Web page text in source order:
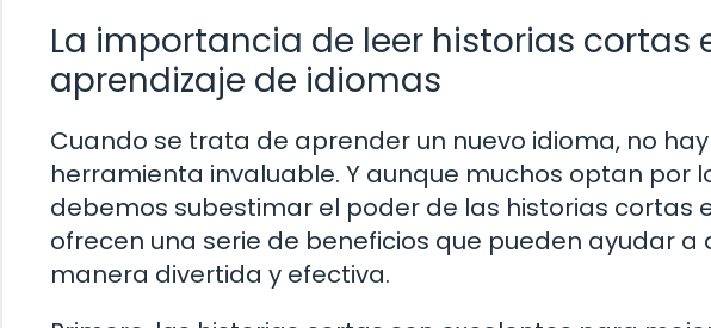
La importancia de leer historias cortas
aprendizaje de idiomas
Cuando se trata de aprender un nuevo idioma, no
herramienta invaluable. Y aunque muchos optan por
debemos subestimar el poder de las historias cortas
ofrecen una serie de beneficios que pueden ayudar
manera divertida y efectiva.